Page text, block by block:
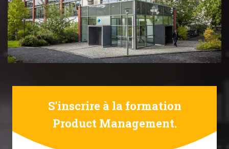
S'inscrire à la formation
Product Management.